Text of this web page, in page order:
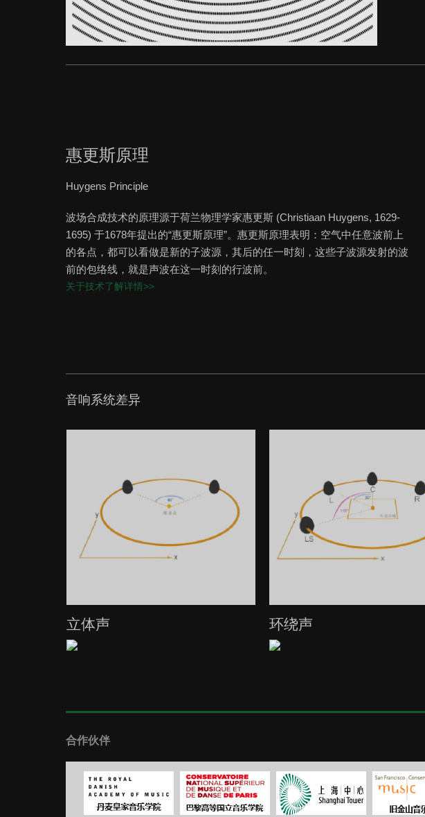
惠更斯原理
Huygens Principle
波场合成技术的原理源于荷兰物理学家惠更斯 (Christiaan Huygens, 1629-
1695) 于1678年提出的“惠更斯原理”。惠更斯原理表明：空气中任意波前上
的各点，都可以看做是新的子波源，其后的任一时刻，这些子波源发射的波
前的包络线，就是声波在这一时刻的行波前。
关于技术了解详情>>
音响系统差异
立体声 环绕声
合作伙伴